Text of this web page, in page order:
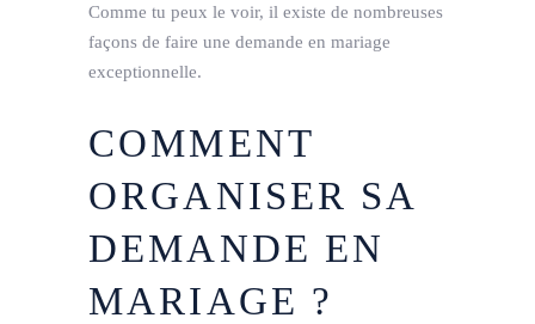
Comme tu peux le voir, il existe de nombreuses
façons de faire une demande en mariage
exceptionnelle.
COMMENT
ORGANISER SA
DEMANDE EN
MARIAGE ?